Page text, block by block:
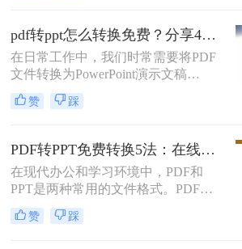
细介绍怎么把PDF文件转换成PPT文
件。
pdf转ppt怎么转换免费？分享4种不错的解决方法！
在日常工作中，我们时常需要将PDF
文件转换为PowerPoint演示文稿
（PPT），以适应不同的演示需求或
编辑要求。虽然市面上有许多付费工
上，你完全可以免费完成这一过程。
那么pdf转ppt怎么转换免费呢？本文
将为你详细介绍几种无需花费任何费
用就能将PDF文件转换为PPT的方
法。
赞 踩
PDF转PPT免费转换5法：在线工具、桌面软件和PPT插件的优劣！
在现代办公和学习环境中，PDF和
PPT是两种常用的文件格式。PDF文
件因其跨平台性和不可编辑性而广受
欢迎，而PPT则因其强大的演示功能
赞 踩